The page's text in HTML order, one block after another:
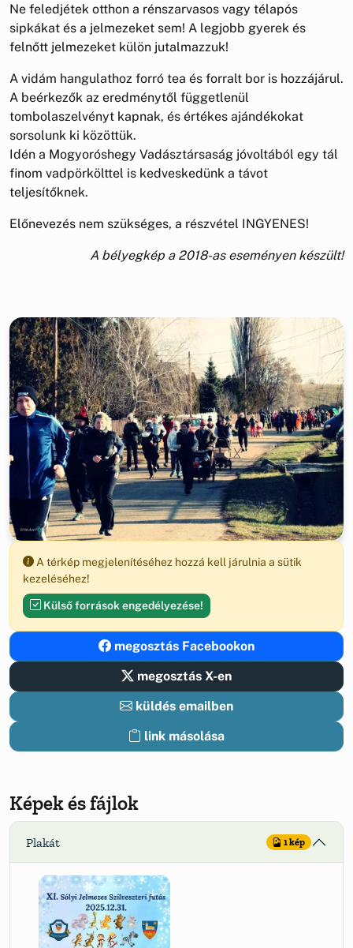
Ne feledjétek otthon a rénszarvasos vagy télapós
sipkákat és a jelmezeket sem! A legjobb gyerek és
felnőtt jelmezeket külön jutalmazzuk!
A vidám hangulathoz forró tea és forralt bor is hozzájárul.
A beérkezők az eredménytől függetlenül
tombolaszelvényt kapnak, és értékes ajándékokat
sorsolunk ki közöttük.
Idén a Mogyoróshegy Vadásztársaság jóvoltából egy tál
finom vadpörkölttel is kedveskedünk a távot
teljesítőknek.
Előnevezés nem szükséges, a részvétel INGYENES!
A bélyegkép a 2018-as eseményen készült!
A térkép megjelenítéséhez hozzá kell járulnia a sütik
kezeléséhez!
Külső források engedélyezése!
megosztás Facebookon
megosztás X-en
küldés emailben
link másolása
Képek és fájlok
Plakát 1 kép